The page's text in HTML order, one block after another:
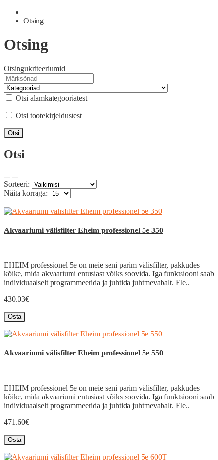
Otsing
Otsing
Otsingukriteeriumid
Otsi alamkategooriatest
Otsi tootekirjeldustest
Otsi
Sorteeri:
Näita korraga:
Akvaariumi välisfilter Eheim professionel 5e 350
EHEIM professionel 5e on meie seni parim välisfilter, pakkudes
kõike, mida akvaariumi entusiast võiks soovida. Iga funktsiooni saab
individuaalselt programmeerida ja juhtida juhtmevabalt. Ele..
430.03€
Osta
Akvaariumi välisfilter Eheim professionel 5e 550
EHEIM professionel 5e on meie seni parim välisfilter, pakkudes
kõike, mida akvaariumi entusiast võiks soovida. Iga funktsiooni saab
individuaalselt programmeerida ja juhtida juhtmevabalt. Ele..
471.60€
Osta